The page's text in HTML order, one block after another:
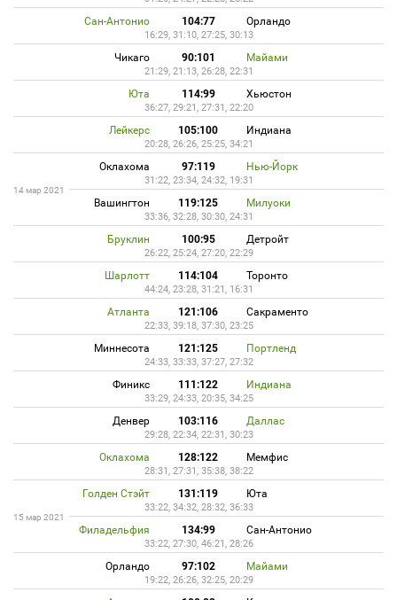
Сан-Антонио 104:77 Орландо
16:29, 31:10, 27:25, 30:13
Чикаго 90:101 Майами
21:29, 21:13, 26:28, 22:31
Юта 114:99 Хьюстон
36:27, 29:21, 27:31, 22:20
Лейкерс 105:100 Индиана
20:28, 26:26, 25:25, 34:21
Оклахома 97:119 Нью-Йорк
31:22, 23:34, 24:32, 19:31
14 мар 2021
Вашингтон 119:125 Милуоки
33:36, 32:28, 30:30, 24:31
Бруклин 100:95 Детройт
26:22, 25:24, 27:20, 22:29
Шарлотт 114:104 Торонто
44:24, 23:28, 31:21, 16:31
Атланта 121:106 Сакраменто
22:33, 39:18, 37:30, 23:25
Миннесота 121:125 Портленд
24:33, 33:33, 37:27, 27:32
Финикс 111:122 Индиана
33:29, 24:33, 20:35, 34:25
Денвер 103:116 Даллас
29:28, 22:34, 22:31, 30:23
Оклахома 128:122 Мемфис
28:31, 27:31, 35:38, 38:22
Голден Стэйт 131:119 Юта
33:22, 34:32, 28:32, 36:33
15 мар 2021
Филадельфия 134:99 Сан-Антонио
33:22, 27:30, 46:21, 28:26
Орландо 97:102 Майами
19:22, 26:26, 32:25, 20:29